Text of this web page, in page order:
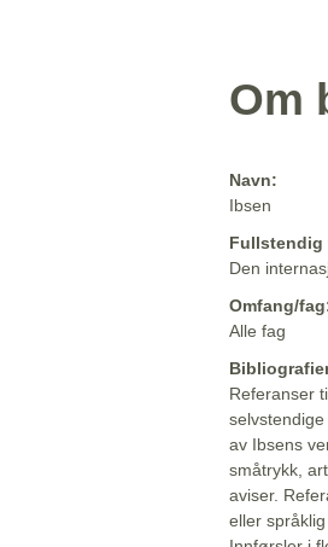
Om
Navn:
Ibsen
Fullstendig
Den
Omfang/
Alle fag
Referanser
av Ibsens
småtrykk,
aviser.
eller